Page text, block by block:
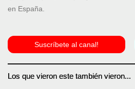
en España.
Suscríbete al canal!
Los que vieron este también vieron...